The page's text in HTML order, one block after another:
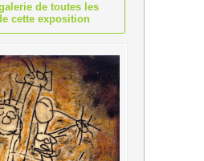
de toutes les
cette exposition